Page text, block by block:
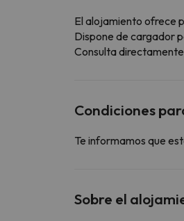
El alojamiento ofrece
Dispone de cargador
Consulta
Condiciones
Te informamos que
Sobre el